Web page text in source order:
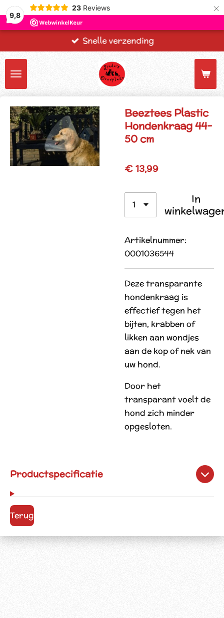
9,8
23 Reviews ×
Snelle verzending
Beeztees Plastic
Hondenkraag 44-
50 cm
€ 13,99
In
Artikelnummer:
0001036544
Deze transparante
hondenkraag is
effectief tegen het
bijten, krabben of
likken aan wondjes
aan de kop of nek van
uw hond.
Door het
transparant voelt de
hond zich minder
opgesloten.
Productspecificatie
Terug